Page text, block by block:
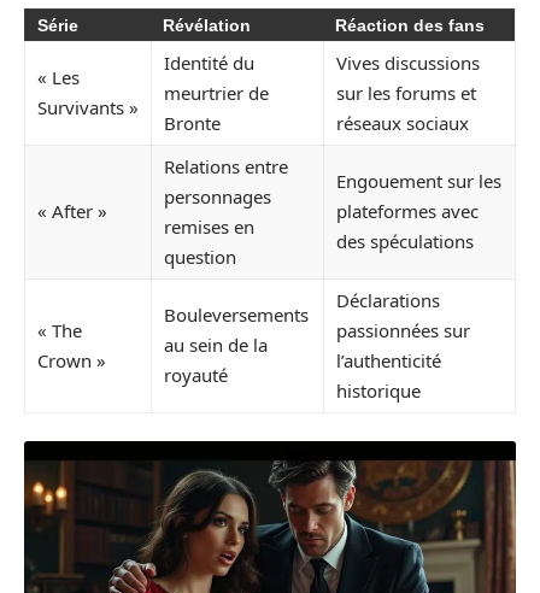
Série Révélation Réaction des fans
« Les
Survivants »
Identité du
meurtrier de
Bronte
Vives discussions
sur les forums et
réseaux sociaux
« After »
Relations entre
personnages
remises en
question
Engouement sur les
plateformes avec
des spéculations
« The
Crown »
Bouleversements
au sein de la
royauté
Déclarations
passionnées sur
l’authenticité
historique